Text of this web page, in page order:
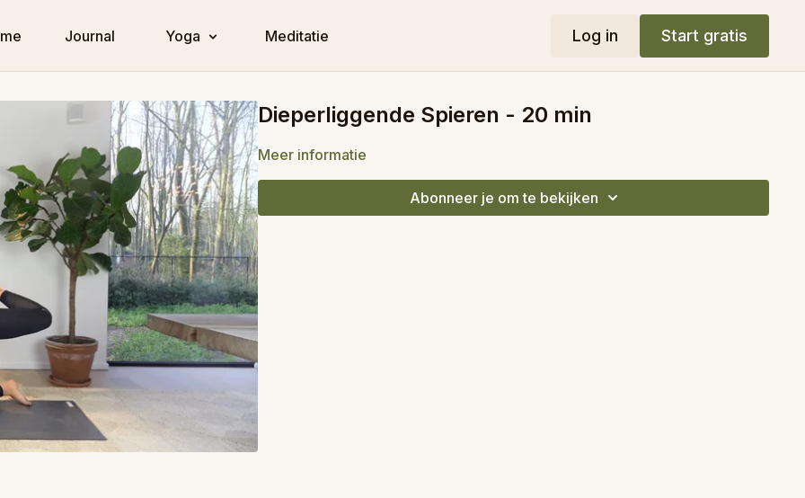
Journal Yoga Meditatie Log in Start gratis
Dieperliggende Spieren - 20 min
Meer informatie
Abonneer je om te bekijken